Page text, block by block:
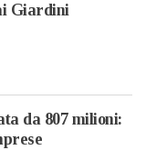
Giardini
da 807 milioni: